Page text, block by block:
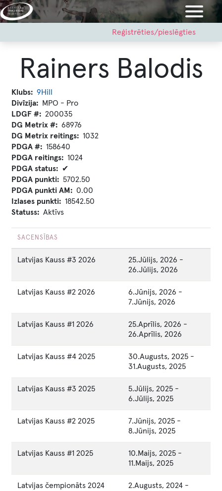
Pārlekt
uz
menu
Reģistrēties/pieslēgties
Rainers Balodis
Klubs
9Hill
Divīzija
MPO - Pro
LDGF #
200035
DG Metrix #
68976
DG Metrix reitings
1032
PDGA #
158640
PDGA reitings
1024
PDGA status
✔
PDGA punkti
5702.50
PDGA punkti AM
0.00
Izlases punkti
18542.50
Statuss
Aktīvs
SACENSĪBAS
Latvijas Kauss #3 2026 25.Jūlijs, 2026 -
26.Jūlijs, 2026
Latvijas Kauss #2 2026 6.Jūnijs, 2026 -
7.Jūnijs, 2026
Latvijas Kauss #1 2026 25.Aprīlis, 2026 -
26.Aprīlis, 2026
Latvijas Kauss #4 2025 30.Augusts, 2025 -
31.Augusts, 2025
Latvijas Kauss #3 2025 5.Jūlijs, 2025 -
6.Jūlijs, 2025
Latvijas Kauss #2 2025 7.Jūnijs, 2025 -
8.Jūnijs, 2025
Latvijas Kauss #1 2025 10.Maijs, 2025 -
11.Maijs, 2025
Latvijas čempionāts 2024 2.Augusts, 2024 -